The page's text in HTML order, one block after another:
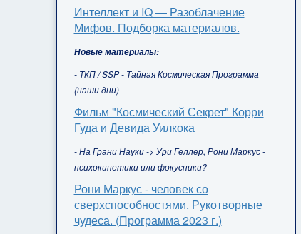
Интеллект и IQ — Разоблачение
Мифов. Подборка материалов.
Новые материалы:
- ТКП / SSP - Тайная Космическая Программа
(наши дни)
Фильм "Космический Секрет" Корри
Гуда и Девида Уилкока
- На Грани Науки -> Ури Геллер, Рони Маркус -
психокинетики или фокусники?
Рони Маркус - человек со
сверхспособностями. Рукотворные
чудеса. (Программа 2023 г.)